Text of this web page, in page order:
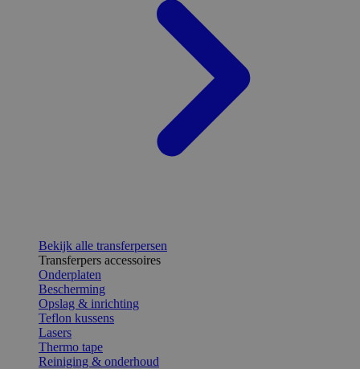
Bekijk alle transferpersen
Transferpers accessoires
Onderplaten
Bescherming
Opslag & inrichting
Teflon kussens
Lasers
Thermo tape
Reiniging & onderhoud